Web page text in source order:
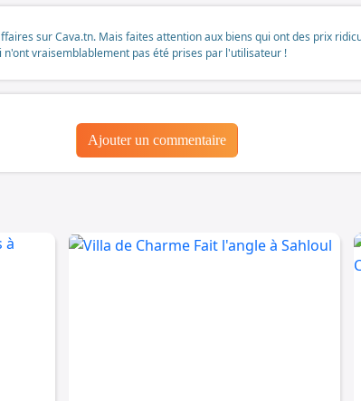
sur Cava.tn. Mais faites attention aux biens qui ont des prix
n'ont vraisemblablement pas été prises par l'utilisateur !
Ajouter un commentaire